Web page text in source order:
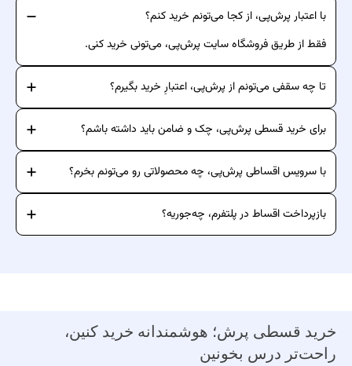
با اعتبار پرش‌پی، از کجا می‌تونم خرید کنم؟
فقط از طریق فروشگاه سایت پرش‌پی، می‌تونی خرید کنی.
تا چه سقفی می‌تونم از پرش‌پی، اعتبارِ خرید بگیرم؟
برای خرید قسطی پرش‌پی، چک و ضامن باید داشته باشم؟
با سرویس اقساطی پرش‌پی، چه محصولاتی رو می‌تونم بخرم؟
بازپرداخت اقساط در پلتفرم، چه‌جوریه؟
خرید قسطی پرش؛ هوشمندانه خرید کنین،
راحت‌تر درس بخونین